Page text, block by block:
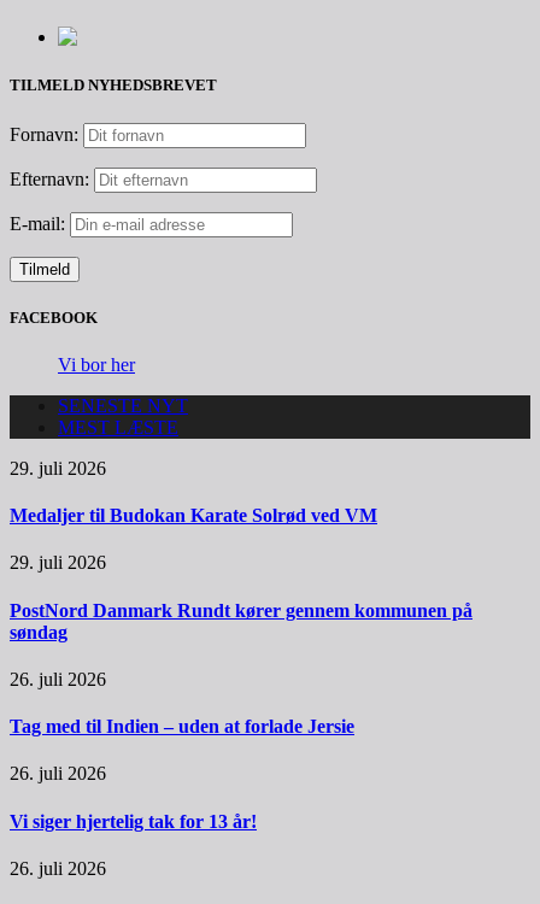
TILMELD NYHEDSBREVET
Fornavn:
Efternavn:
E-mail:
FACEBOOK
Vi bor her
SENESTE NYT
MEST LÆSTE
29. juli 2026
Medaljer til Budokan Karate Solrød ved VM
29. juli 2026
PostNord Danmark Rundt kører gennem kommunen på
søndag
26. juli 2026
Tag med til Indien – uden at forlade Jersie
26. juli 2026
Vi siger hjertelig tak for 13 år!
26. juli 2026